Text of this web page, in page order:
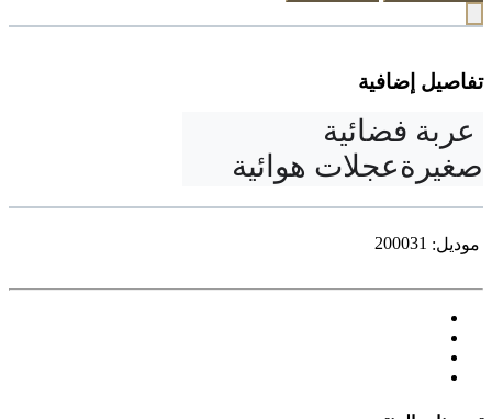
تفاصيل إضافية
صغيرةعجلات هوائية
موديل: 200031